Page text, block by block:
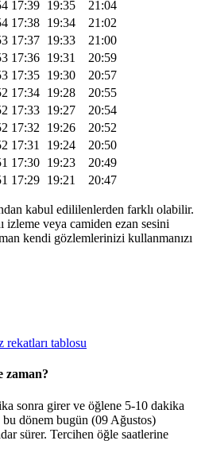
17:39 19:35
21:04
17:38 19:34
21:02
17:37 19:33
21:00
17:36 19:31
20:59
17:35 19:30
20:57
17:34 19:28
20:55
17:33 19:27
20:54
17:32 19:26
20:52
17:31 19:24
20:50
17:30 19:23
20:49
17:29 19:21 20:47
kabul edililenlerden farklı olabilir.
izleme veya camiden ezan sesini
kendi gözlemlerinizi kullanmanızı
rekatları tablosu
zaman?
sonra girer ve öğlene 5-10 dakika
dönem bugün (09 Ağustos)
sürer. Tercihen öğle saatlerine